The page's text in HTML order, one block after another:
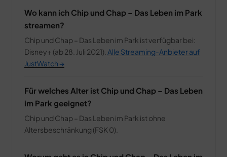
Wo kann ich Chip und Chap – Das Leben im Park
streamen?
Chip und Chap – Das Leben im Park ist verfügbar bei:
Disney+ (ab 28. Juli 2021). Alle Streaming-Anbieter auf
JustWatch →
Für welches Alter ist Chip und Chap – Das Leben
im Park geeignet?
Chip und Chap – Das Leben im Park ist ohne
Altersbeschränkung (FSK 0).